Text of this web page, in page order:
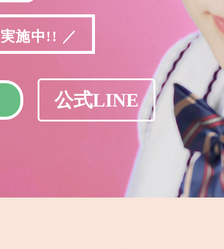
施中!! ／
公式LINE